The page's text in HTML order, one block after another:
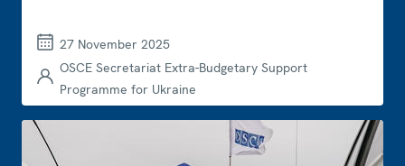
27 November 2025
OSCE Secretariat Extra-Budgetary Support
Programme for Ukraine